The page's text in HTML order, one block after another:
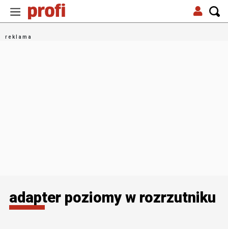
adapter poziomy w rozrzutniku